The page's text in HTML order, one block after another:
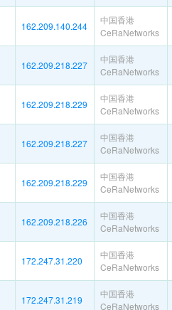
162.209.140.244
中国香港
CeRaNetworks
162.209.218.227
中国香港
CeRaNetworks
162.209.218.229
中国香港
CeRaNetworks
162.209.218.227
中国香港
CeRaNetworks
162.209.218.229
中国香港
CeRaNetworks
162.209.218.226
中国香港
CeRaNetworks
172.247.31.220
中国香港
CeRaNetworks
172.247.31.219
中国香港
CeRaNetworks